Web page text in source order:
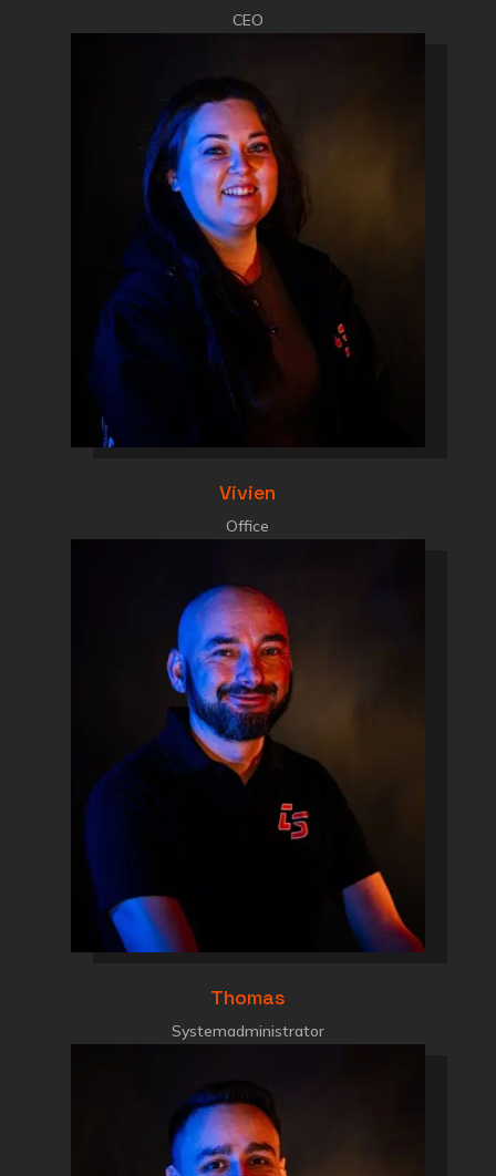
CEO
Vivien
Office
Thomas
Systemadministrator